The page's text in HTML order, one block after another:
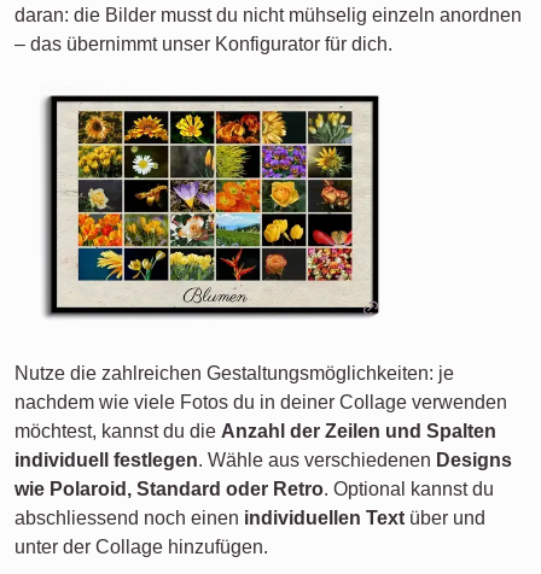
daran: die Bilder musst du nicht mühselig einzeln anordnen
– das übernimmt unser Konfigurator für dich.
Nutze die zahlreichen Gestaltungsmöglichkeiten: je
nachdem wie viele Fotos du in deiner Collage verwenden
möchtest, kannst du die Anzahl der Zeilen und Spalten
individuell festlegen. Wähle aus verschiedenen Designs
wie Polaroid, Standard oder Retro. Optional kannst du
abschliessend noch einen individuellen Text über und
unter der Collage hinzufügen.